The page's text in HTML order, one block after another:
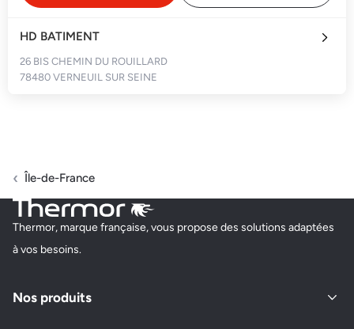
HD BATIMENT
26 BIS CHEMIN DU ROUILLARD
78480 VERNEUIL SUR SEINE
JMP 78
78100 SAINT-GERMAIN-EN-LAYE
Fermé actuellement
Île-de-France
Thermor, marque française, vous propose des solutions adaptées
à vos besoins.
Nos produits